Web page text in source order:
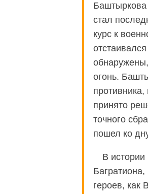
Баштыркова
стал
курс к
огонь.
принято
точного
пошел ко
В
героев, как